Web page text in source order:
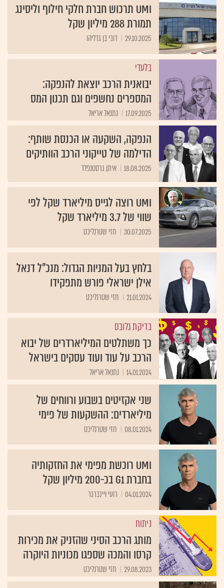
UMI תרכוש חברת חלקי חילוף וליסינג
תמורת 288 מיליון שקל
29.10.2025 דובי בן גדליהו
בלעדי
יבואנית הרכב יוצאת להנפקה:
המספרים נחשפים וגם תכנון המס
17.09.2025 נתנאל אריאל
הנפקה, השקעה או הכנסת שותף:
הדילמה של טייקוני הרכב הוותיקים
18.08.2025 איתן גרסטנפלד
UMI רוצה לגייס מיליארד שקל לפי
שווי של 3.7 מיליארד שקל
30.07.2025 חזי שטרנליכט
בלחץ בעל המניות הגדול: מנכ"ל דנאל
אילן ישראלי פורש מתפקידו
21.01.2024 חזי שטרנליכט
בדיקת גלובס
כך משתלטים המיליארדרים של יבוא
הרכב על עוד ועוד עסקים בישראל
14.01.2024 נתנאל אריאל
שני אקזיטים בשבוע ורווחים של
מיליארדים: ההשקעות של פימי
08.01.2024 חזי שטרנליכט
UMI רוכשת מפימי את החזקותיה
בחברת G1 בכ-200 מיליון שקל
04.01.2024 רועי ויינברגר
ניתוח
מותג הרכב הסיני שהזניק את מכירות
קרסו והמכה שספגו מכוניות היוקרה
29.08.2023 חזי שטרנליכט